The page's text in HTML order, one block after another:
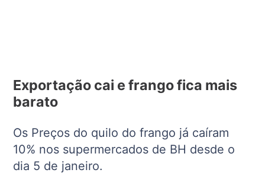
Exportação cai e frango fica mais
barato
Os Preços do quilo do frango já caíram
10% nos supermercados de BH desde o
dia 5 de janeiro.